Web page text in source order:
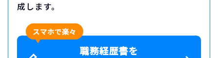
成します。
スマホで楽々
職務経歴書を